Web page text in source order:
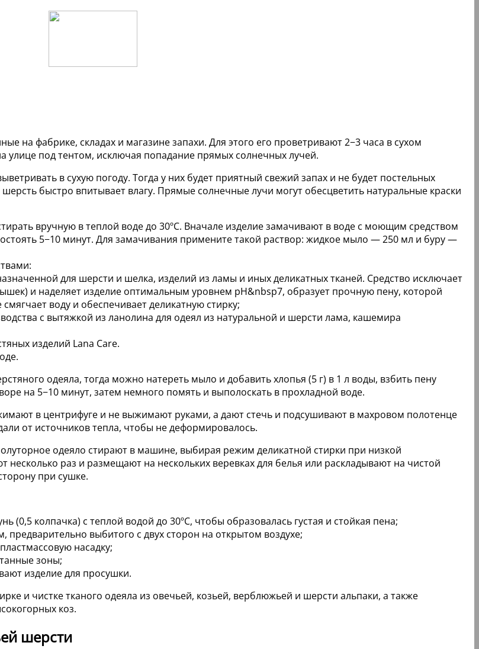
на фабрике, складах и магазине запахи. Для этого его проветривают 2−3 часа в сухом
под тентом, исключая попадание прямых солнечных лучей.
в сухую погоду. Тогда у них будет приятный свежий запах и не будет постельных
быстро впитывает влагу. Прямые солнечные лучи могут обесцветить натуральные краски
вручную в теплой воде до 30ºС. Вначале изделие замачивают в воде с моющим средством
5−10 минут. Для замачивания примените такой раствор: жидкое мыло — 250 мл и буру —
для шерсти и шелка, изделий из ламы и иных деликатных тканей. Средство исключает
и наделяет изделие оптимальным уровнем рН&nbsp7, образует прочную пену, которой
воду и обеспечивает деликатную стирку;
с вытяжкой из ланолина для одеял из натуральной и шерсти лама, кашемира
изделий Lana Care.
одеяла, тогда можно натереть мыло и добавить хлопья (5 г) в 1 л воды, взбить пену
на 5−10 минут, затем немного помять и выполоскать в прохладной воде.
в центрифуге и не выжимают руками, а дают стечь и подсушивают в махровом полотенце
от источников тепла, чтобы не деформировалось.
одеяло стирают в машине, выбирая режим деликатной стирки при низкой
раз и размещают на нескольких веревках для белья или раскладывают на чистой
при сушке.
колпачка) с теплой водой до 30ºС, чтобы образовалась густая и стойкая пена;
выбитого с двух сторон на открытом воздухе;
насадку;
зоны;
изделие для просушки.
и чистке тканого одеяла из овечьей, козьей, верблюжьей и шерсти альпаки, а также
коз.
шерсти